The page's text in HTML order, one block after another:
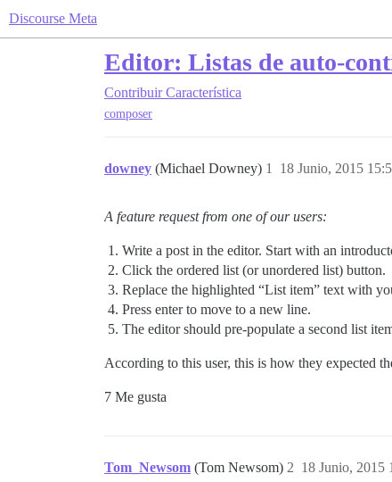
Discourse Meta
Editor: Listas de auto-
Contribuir Característica
composer
downey (Michael Downey) 18 Junio, 2015
1
A feature request from one of our users:
Write a post in the editor. Start with an
Click the ordered list (or unordered list) button.
Replace the highlighted “List item” text with
Press enter to move to a new line.
The editor should pre-populate a second list
According to this user, this is how they expected
7 Me gusta
Tom_Newsom (Tom Newsom) 18 Junio, 2015
2